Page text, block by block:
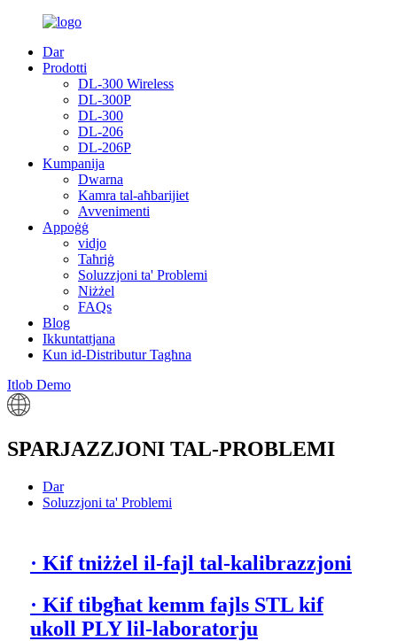
Dar
Prodotti
DL-300 Wireless
DL-300P
DL-300
DL-206
DL-206P
Kumpanija
Dwarna
Kamra tal-aħbarijiet
Avvenimenti
Appoġġ
vidjo
Taħriġ
Soluzzjoni ta' Problemi
Niżżel
FAQs
Blog
Ikkuntattjana
Kun id-Distributur Tagħna
Itlob Demo
SPARJAZZJONI TAL-PROBLEMI
Dar
Soluzzjoni ta' Problemi
· Kif tniżżel il-fajl tal-kalibrazzjoni
· Kif tibgħat kemm fajls STL kif
ukoll PLY lil-laboratorju